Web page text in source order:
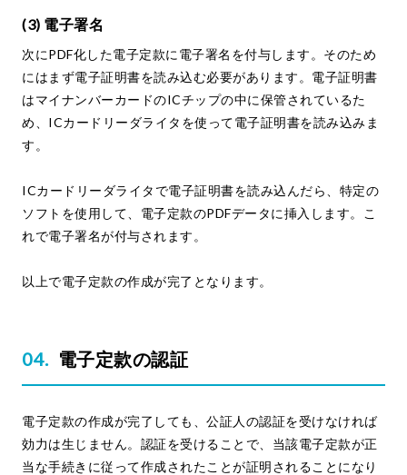
(3) 電子署名
次にPDF化した電子定款に電子署名を付与します。そのため
にはまず電子証明書を読み込む必要があります。電子証明書
はマイナンバーカードのICチップの中に保管されているた
め、ICカードリーダライタを使って電子証明書を読み込みま
す。
ICカードリーダライタで電子証明書を読み込んだら、特定の
ソフトを使用して、電子定款のPDFデータに挿入します。こ
れで電子署名が付与されます。
以上で電子定款の作成が完了となります。
電子定款の認証
電子定款の作成が完了しても、公証人の認証を受けなければ
効力は生じません。認証を受けることで、当該電子定款が正
当な手続きに従って作成されたことが証明されることになり